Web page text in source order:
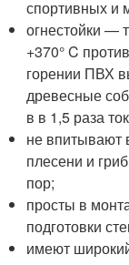
спортивных и
огнестойки —
+370° C
горении ПВХ
древесные
в в 1,5 раза
не впитывают
плесени и
пор;
просты в
подготовки
имеют